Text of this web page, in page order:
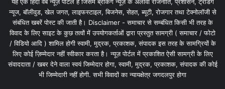
न्यूज, बॉलीवुड, खेल जगत, लाइफस्टाइल, बिजनेस, सेहत, ब्यूटी, रोजगार तथा टेक्नोलॉजी से
संबंधित खबरें पोस्ट की जाती है। Disclaimer - समाचार से सम्बंधित किसी भी तरह के
विवाद के लिए साइट के कुछ तत्वों में उपयोगकर्ताओं द्वारा प्रस्तुत सामग्री ( समाचार / फोटो
/ विडियो आदि ) शामिल होगी स्वामी, मुद्रक, प्रकाशक, संपादक इस तरह के सामग्रियों के
लिए कोई ज़िम्मेदार नहीं स्वीकार करता है। न्यूज़ पोर्टल में प्रकाशित ऐसी सामग्री के लिए
संवाददाता / खबर देने वाला स्वयं जिम्मेदार होगा, स्वामी, मुद्रक, प्रकाशक, संपादक की कोई
भी जिम्मेदारी नहीं होगी. सभी विवादों का न्यायक्षेत्र जगदलपुर होगा